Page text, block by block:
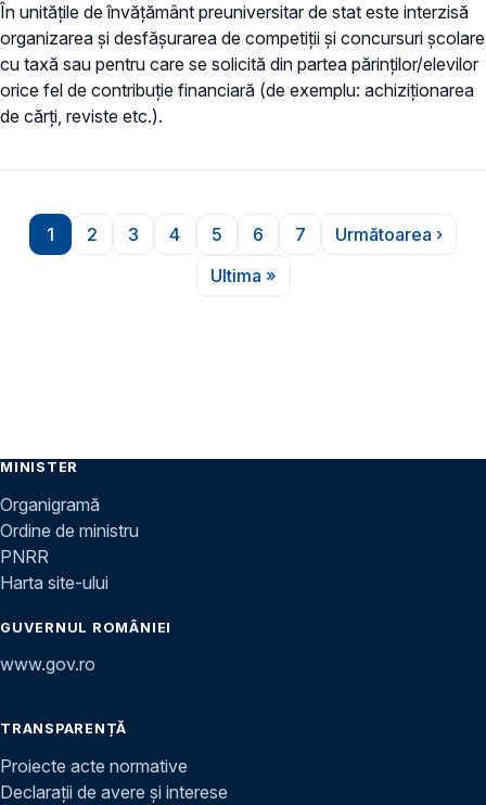
În unitățile de învățământ preuniversitar de stat este interzisă
organizarea și desfășurarea de competiții și concursuri școlare
cu taxă sau pentru care se solicită din partea părinților/elevilor
orice fel de contribuție financiară (de exemplu: achiziționarea
de cărți, reviste etc.).
Paginare
Pagina
1
Pagina
2
Pagina
3
Pagina
4
Pagina
5
Pagina
6
Pagina
7
Pagina
Următoarea ›
Ultima pagină
Ultima »
MINISTER
Organigramă
Ordine de ministru
PNRR
Harta site-ului
GUVERNUL ROMÂNIEI
www.gov.ro
TRANSPARENȚĂ
Proiecte acte normative
Declarații de avere și interese